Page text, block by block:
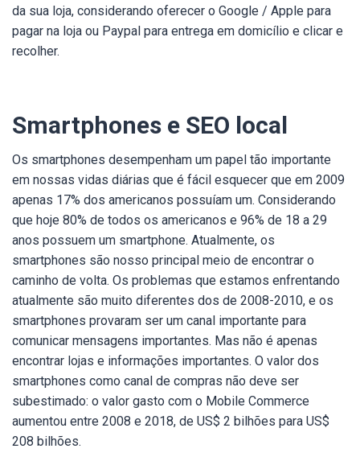
da sua loja, considerando oferecer o Google / Apple para
pagar na loja ou Paypal para entrega em domicílio e clicar e
recolher.
Smartphones e SEO local
Os smartphones desempenham um papel tão importante
em nossas vidas diárias que é fácil esquecer que em 2009
apenas 17% dos americanos possuíam um. Considerando
que hoje 80% de todos os americanos e 96% de 18 a 29
anos possuem um smartphone. Atualmente, os
smartphones são nosso principal meio de encontrar o
caminho de volta. Os problemas que estamos enfrentando
atualmente são muito diferentes dos de 2008-2010, e os
smartphones provaram ser um canal importante para
comunicar mensagens importantes. Mas não é apenas
encontrar lojas e informações importantes. O valor dos
smartphones como canal de compras não deve ser
subestimado: o valor gasto com o Mobile Commerce
aumentou entre 2008 e 2018, de US$ 2 bilhões para US$
208 bilhões.